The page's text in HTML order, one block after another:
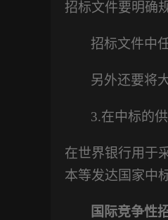
招标文件要明确
招标文件中
另外还要将
3.在中标的
在世界银行用于
本等发达国家中
国际竞争性